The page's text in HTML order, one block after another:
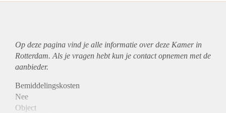
Op deze pagina vind je alle informatie over deze Kamer in
Rotterdam. Als je vragen hebt kun je contact opnemen met de
aanbieder.
Bemiddelingskosten
Nee
Object